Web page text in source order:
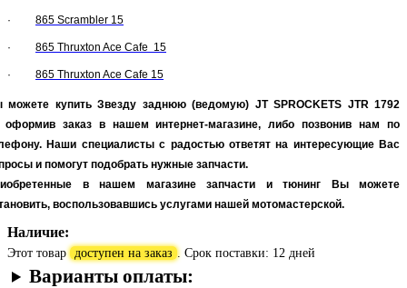
· 865 Scrambler 15
· 865 Thruxton Ace Cafe 15
· 865 Thruxton Ace Cafe 15
можете купить Звезду заднюю (ведомую) JT SPROCKETS JTR 1792
оформив заказ в нашем интернет-магазине, либо позвонив нам по
Наши специалисты с радостью ответят на интересующие Вас
и помогут подобрать нужные запчасти.
в нашем магазине запчасти и тюнинг Вы можете
воспользовавшись услугами нашей мотомастерской.
Наличие:
Этот товар доступен на заказ . Срок поставки: 12 дней
Варианты оплаты: